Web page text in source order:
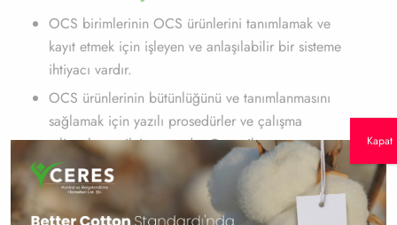
OCS birimlerinin OCS ürünlerini tanımlamak ve
kayıt etmek için işleyen ve anlaşılabilir bir sisteme
ihtiyacı vardır.
OCS ürünlerinin bütünlüğünü ve tanımlanmasını
sağlamak için yazılı prosedürler ve çalışma
talimatlarına ihtiyaç vardır. Organik ve
konvansiyonel üretimin paralel olarak yer aldığı
tesislerde üretimin tüm aşamalarında organik
üretimle ilgili tüm torbalar, konteynerler
Kapat